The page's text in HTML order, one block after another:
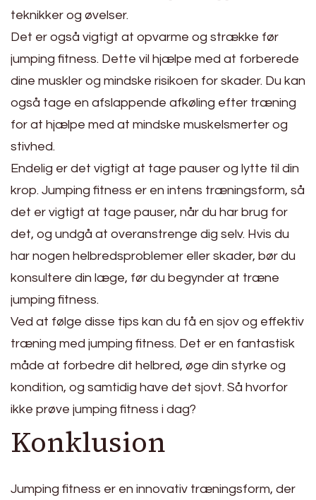
teknikker og øvelser.
Det er også vigtigt at opvarme og strække før
jumping fitness. Dette vil hjælpe med at forberede
dine muskler og mindske risikoen for skader. Du kan
også tage en afslappende afkøling efter træning
for at hjælpe med at mindske muskelsmerter og
stivhed.
Endelig er det vigtigt at tage pauser og lytte til din
krop. Jumping fitness er en intens træningsform, så
det er vigtigt at tage pauser, når du har brug for
det, og undgå at overanstrenge dig selv. Hvis du
har nogen helbredsproblemer eller skader, bør du
konsultere din læge, før du begynder at træne
jumping fitness.
Ved at følge disse tips kan du få en sjov og effektiv
træning med jumping fitness. Det er en fantastisk
måde at forbedre dit helbred, øge din styrke og
kondition, og samtidig have det sjovt. Så hvorfor
ikke prøve jumping fitness i dag?
Konklusion
Jumping fitness er en innovativ træningsform, der